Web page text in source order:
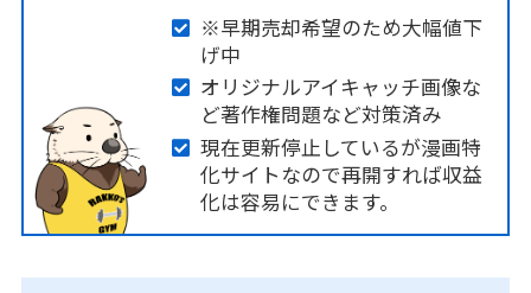
※早期売却希望のため大幅値下
げ中
オリジナルアイキャッチ画像な
ど著作権問題など対策済み
現在更新停止しているが漫画特
化サイトなので再開すれば収益
化は容易にできます。